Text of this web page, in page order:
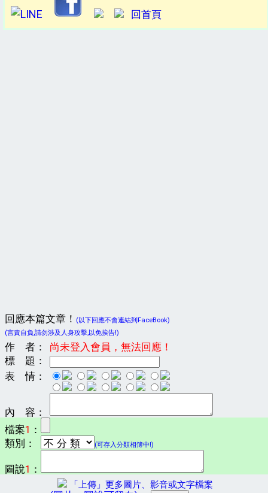
回首頁
回應本篇文章！
(以下回應不會連結到FaceBook)
(言責自負,請勿涉及人身攻擊,以免挨告!)
作 者：
尚未登入會員，無法回應！
標 題：
表 情：
內 容：
檔案1 ：
類別：
(可存入分類相簿中!)
圖說1 ：
「上傳」更多圖片、影音或文字檔案